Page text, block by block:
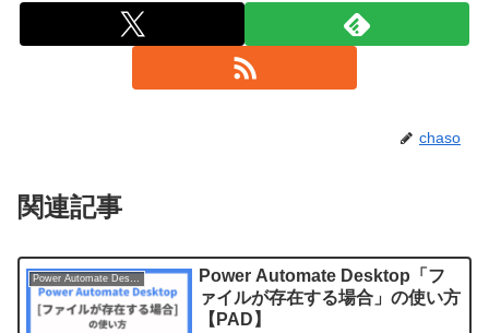
chaso
関連記事
Power Automate Desktop「フ
ァイルが存在する場合」の使い方
【PAD】